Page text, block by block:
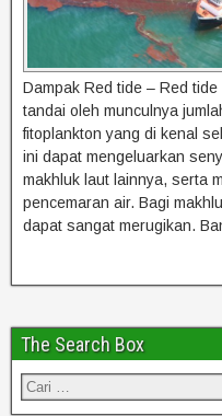
Dampak Red tide – Red
tandai oleh munculnya
fitoplankton yang di kenal
ini dapat mengeluarkan
makhluk laut lainnya, serta
pencemaran air. Bagi
dapat sangat merugikan.
The Search Box